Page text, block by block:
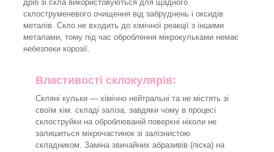
дріб зі скла використовуються для щадного
склоструменевого очищення від забруднень і оксидів
металів. Скло не входить до хімічної реакції з іншими
металами, тому під час оброблення мікрокульками немає
небезпеки корозії.
Властивості склокулярів:
Скляні кульки — хімічно нейтральні та не містять зі
своїм хім. складі заліза, завдяки чому в процесі
склоструйки на оброблюваній поверхні ніколи не
залишиться мікрочастинок зі залізнистою
складником. Заміна звичайних абразивів (піска) на